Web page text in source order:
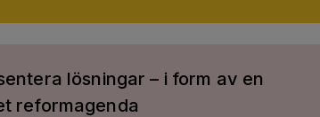
lösningar – i form av en
reformagenda